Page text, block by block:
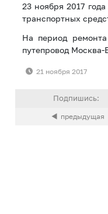
23 ноября 2017
транспортных
На период ремонта
путепровод
21 ноября 2017